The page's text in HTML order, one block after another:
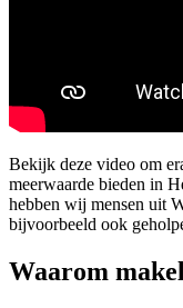
Bekijk deze video om
meerwaarde bieden in
hebben wij mensen uit
bijvoorbeeld ook
Waarom